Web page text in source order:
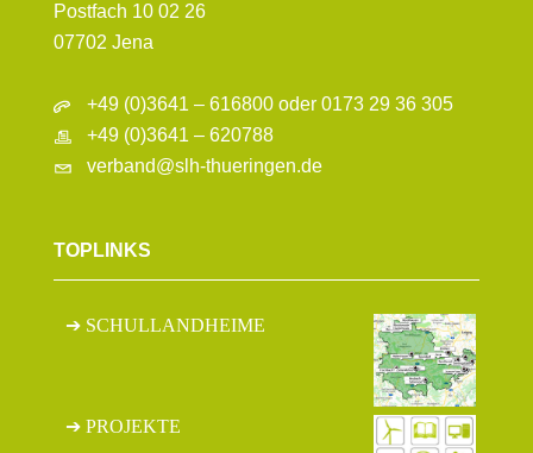
Postfach 10 02 26
07702 Jena
+49 (0)3641 – 616800 oder 0173 29 36 305
+49 (0)3641 – 620788
verband@slh-thueringen.de
TOPLINKS
SCHULLANDHEIME
PROJEKTE